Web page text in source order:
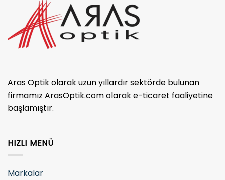
Aras Optik olarak uzun yıllardır sektörde bulunan
firmamız ArasOptik.com olarak e-ticaret faaliyetine
başlamıştır.
HIZLI MENÜ
Markalar